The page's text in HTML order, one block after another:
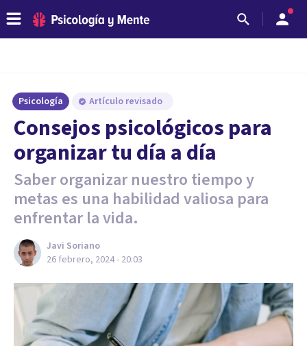
Psicología Artículo revisado
Consejos psicológicos para
organizar tu día a día
Saber organizar nuestro tiempo y
metas es una habilidad valiosa para
enfrentar la vida.
Javi Soriano
26 febrero, 2024 - 20:03